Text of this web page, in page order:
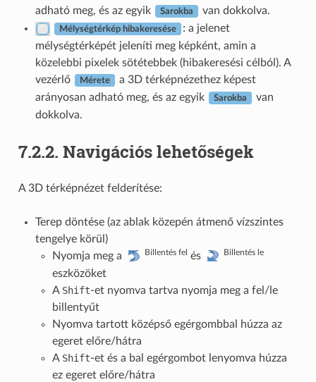
adható meg, és az egyik
Sarokba van dokkolva.
Mélységtérkép hibakeresése
: a jelenet
mélységtérképét jeleníti meg képként, amin a
közelebbi pixelek sötétebbek (hibakeresési célból). A
vezérlő
Mérete
a 3D térképnézethez képest
arányosan adható meg, és az egyik
Sarokba
van
dokkolva.
7.2.2. Navigációs lehetőségek
A 3D térképnézet felderítése:
Terep döntése (az ablak közepén átmenő vízszintes
tengelye körül)
Nyomja meg a
Billentés fel és Billentés le
eszközöket
A Shift-et nyomva tartva nyomja meg a fel/le
billentyűt
Nyomva tartott középső egérgombbal húzza az
egeret előre/hátra
A Shift-et és a bal egérgombot lenyomva húzza
ez egeret előre/hátra